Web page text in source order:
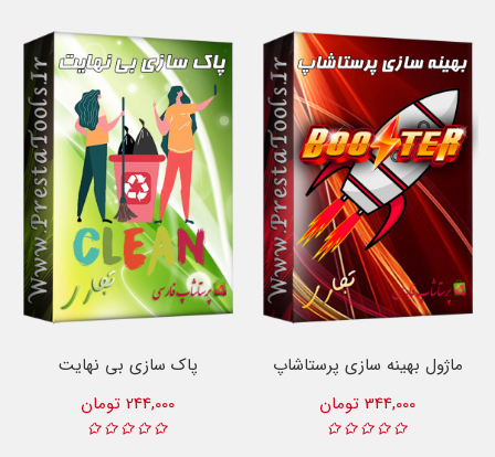
ماژول بهینه سازی پرستاشاپ
344,000 تومان
پاک سازی بی نهایت
244,000 تومان